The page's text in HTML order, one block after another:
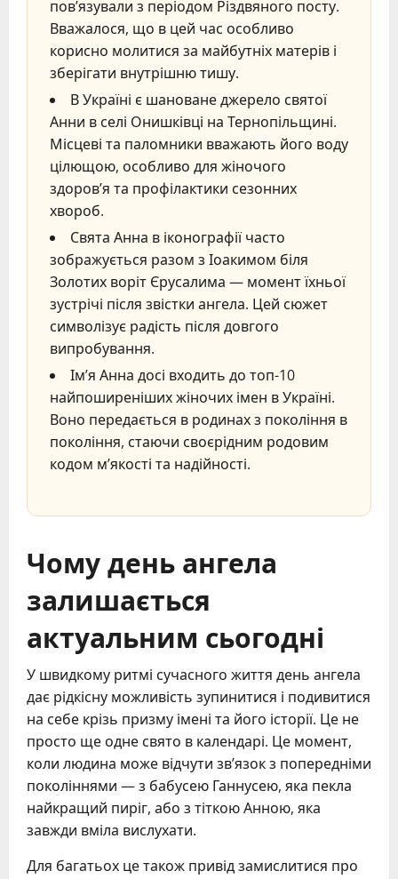
пов’язували з періодом Різдвяного посту.
Вважалося, що в цей час особливо
корисно молитися за майбутніх матерів і
зберігати внутрішню тишу.
В Україні є шановане джерело святої
Анни в селі Онишківці на Тернопільщині.
Місцеві та паломники вважають його воду
цілющою, особливо для жіночого
здоров’я та профілактики сезонних
хвороб.
Свята Анна в іконографії часто
зображується разом з Іоакимом біля
Золотих воріт Єрусалима — момент їхньої
зустрічі після звістки ангела. Цей сюжет
символізує радість після довгого
випробування.
Ім’я Анна досі входить до топ-10
найпоширеніших жіночих імен в Україні.
Воно передається в родинах з покоління в
покоління, стаючи своєрідним родовим
кодом м’якості та надійності.
Чому день ангела
залишається
актуальним сьогодні
У швидкому ритмі сучасного життя день ангела
дає рідкісну можливість зупинитися і подивитися
на себе крізь призму імені та його історії. Це не
просто ще одне свято в календарі. Це момент,
коли людина може відчути зв’язок з попередніми
поколіннями — з бабусею Ганнусею, яка пекла
найкращий пиріг, або з тіткою Анною, яка
завжди вміла вислухати.
Для багатьох це також привід замислитися про